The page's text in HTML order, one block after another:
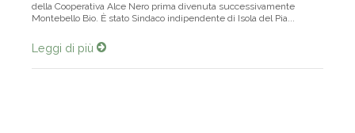
della Cooperativa Alce Nero prima divenuta successivamente
Montebello Bio. È stato Sindaco indipendente di Isola del Pia...
Leggi di più